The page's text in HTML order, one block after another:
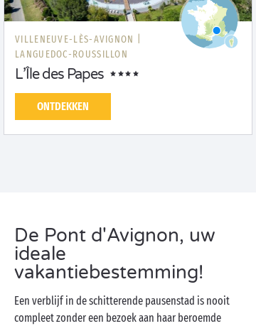
VILLENEUVE-LÈS-AVIGNON |
LANGUEDOC-ROUSSILLON
L’Île des Papes
ONTDEKKEN
De Pont d'Avignon, uw
ideale
vakantiebestemming!
Een verblijf in de schitterende pausenstad is nooit
compleet zonder een bezoek aan haar beroemde